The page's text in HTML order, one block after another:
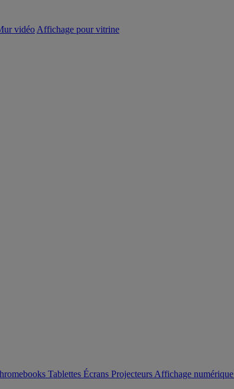
vidéo Affichage pour vitrine
Tablettes Écrans Projecteurs Affichage numérique